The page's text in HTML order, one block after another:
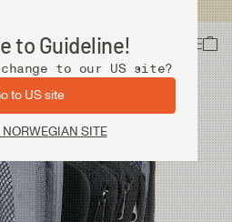
to Guideline!
to our US site?
to US site
NORWEGIAN SITE